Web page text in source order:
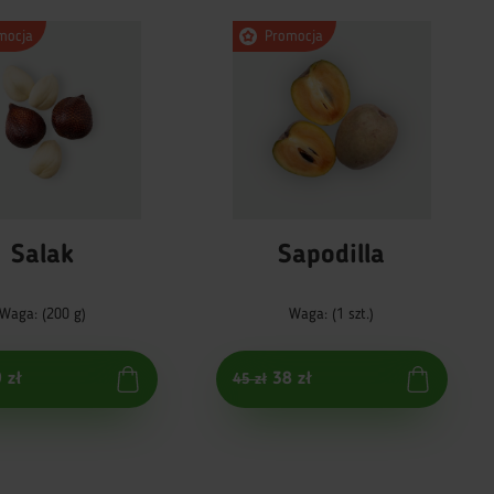
Salak
(200 g)
zł
Promocja
Sapodilla
Waga: (1 szt.)
45 zł 38 zł